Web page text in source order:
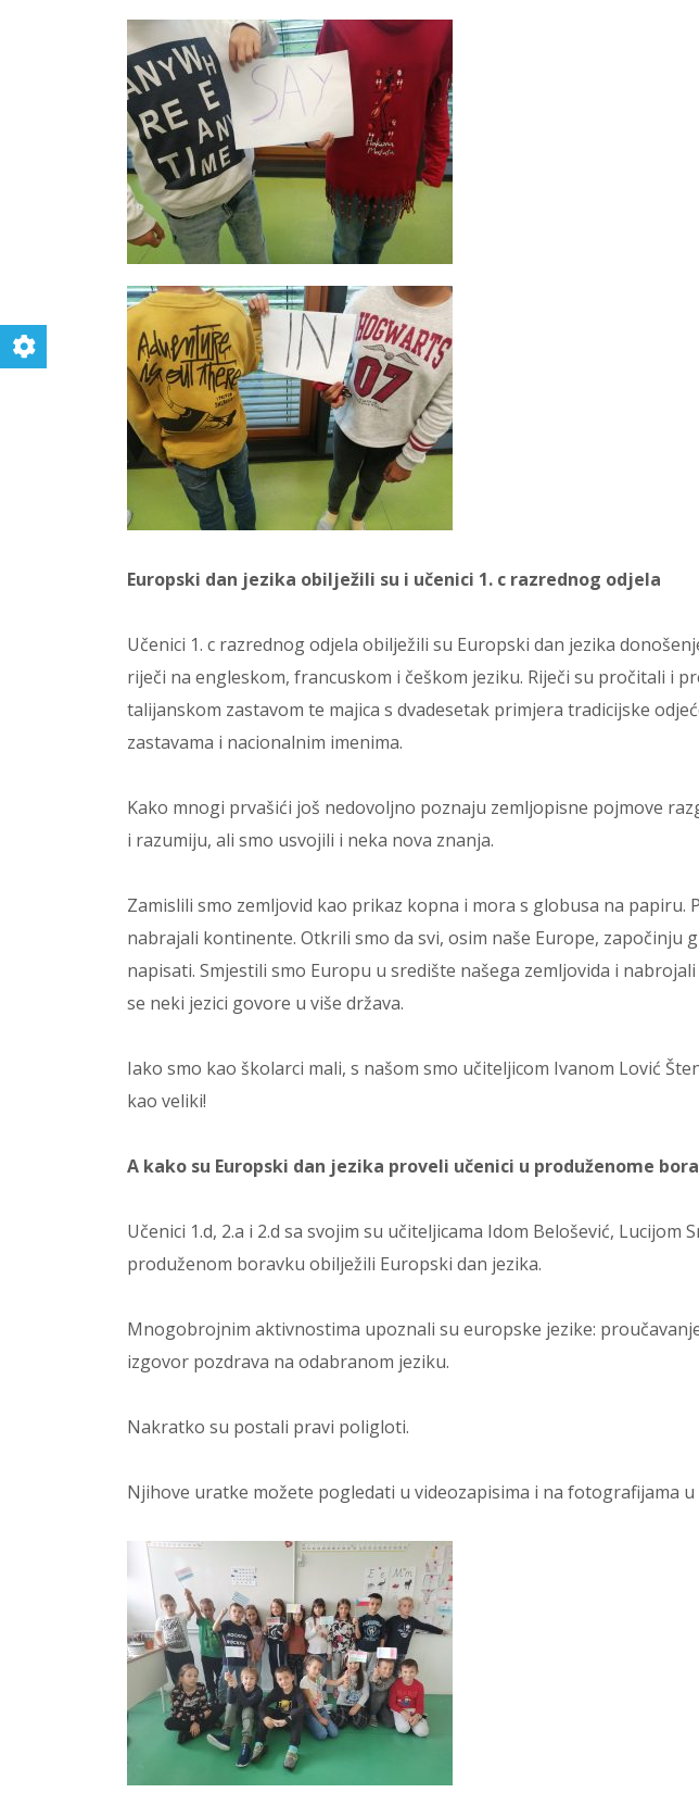
Europski dan jezika obilježili su i učenici 1. c razrednog odjela
Učenici 1. c razrednog odjela obilježili su Europski dan jezika
riječi na engleskom, francuskom i češkom jeziku. Riječi su pročitali i
talijanskom zastavom te majica s dvadesetak primjera tradicijske
zastavama i nacionalnim imenima.
Kako mnogi prvašići još nedovoljno poznaju zemljopisne pojmove
i razumiju, ali smo usvojili i neka nova znanja.
Zamislili smo zemljovid kao prikaz kopna i mora s globusa na papiru.
nabrajali kontinente. Otkrili smo da svi, osim naše Europe, započinju
napisati. Smjestili smo Europu u središte našega zemljovida i
se neki jezici govore u više država.
Iako smo kao školarci mali, s našom smo učiteljicom Ivanom Lović
kao veliki!
A kako su Europski dan jezika proveli učenici u produženome
Učenici 1.d, 2.a i 2.d sa svojim su učiteljicama Idom Belošević, Lucijom
produženom boravku obilježili Europski dan jezika.
Mnogobrojnim aktivnostima upoznali su europske jezike:
izgovor pozdrava na odabranom jeziku.
Nakratko su postali pravi poligloti.
Njihove uratke možete pogledati u videozapisima i na fotografijama u